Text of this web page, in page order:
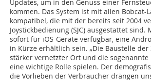
Updates, um in den Genuss einer
kommen. Das System ist mit allen Bobcat-
kompatibel, die mit der bereits seit 2004
Joystickbedienung (SJC) ausgestattet sind.
sofort für iOS-Geräte verfügbar, eine
in Kürze erhältlich sein. „Die Baustelle
stärker vernetzter Ort und die sogenannte
eine wichtige Rolle spielen. Der
die Vorlieben der Verbraucher drängen